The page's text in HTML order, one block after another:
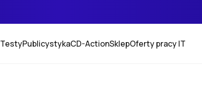
TestyPublicystykaCD-ActionSklepOferty pracy IT